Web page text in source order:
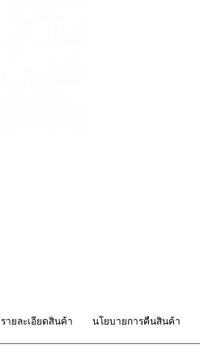
รายละเอียดสินค้า นโยบายการคืนสินค้า